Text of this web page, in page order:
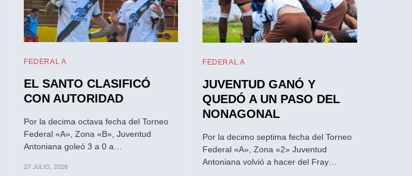
FEDERAL A
EL SANTO CLASIFICÓ
CON AUTORIDAD
Por la decima octava fecha del Torneo
Federal «A», Zona «B», Juventud
Antoniana goleó 3 a 0 a…
27 JULIO, 2026
FEDERAL A
JUVENTUD GANÓ Y
QUEDÓ A UN PASO DEL
NONAGONAL
Por la decimo septima fecha del Torneo
Federal «A», Zona «2» Juventud
Antoniana volvió a hacer del Fray…